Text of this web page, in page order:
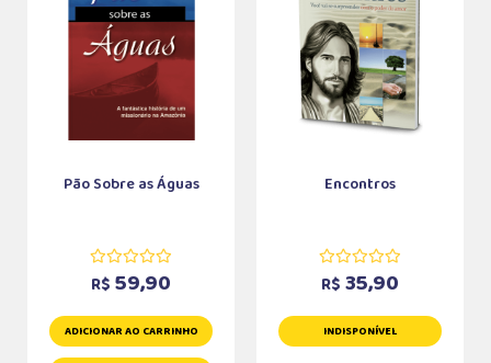
Pão Sobre as Águas
R$ 59,90
ADICIONAR AO CARRINHO
Encontros
R$ 35,90
INDISPONÍVEL